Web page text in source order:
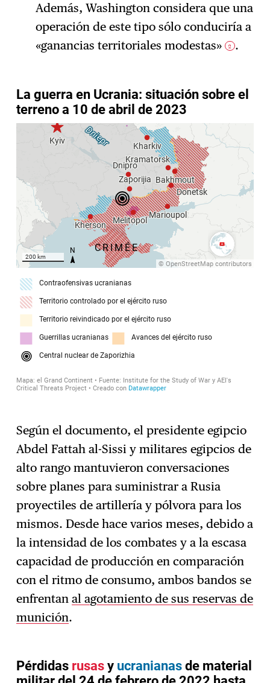
Además, Washington considera que una
operación de este tipo sólo conduciría a
«ganancias territoriales modestas»
2 .
Según el documento, el presidente egipcio
Abdel Fattah al-Sissi y militares egipcios de
alto rango mantuvieron conversaciones
sobre planes para suministrar a Rusia
proyectiles de artillería y pólvora para los
mismos. Desde hace varios meses, debido a
la intensidad de los combates y a la escasa
capacidad de producción en comparación
con el ritmo de consumo, ambos bandos se
enfrentanal agotamiento de sus reservas de
munición.